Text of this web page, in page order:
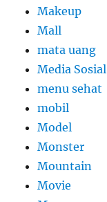
Makeup
Mall
mata uang
Media Sosial
menu sehat
mobil
Model
Monster
Mountain
Movie